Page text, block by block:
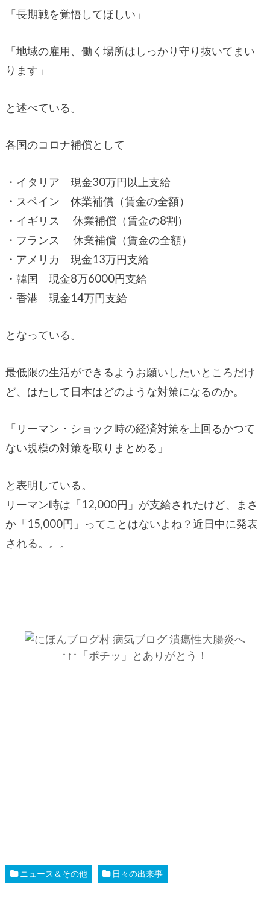
「長期戦を覚悟してほしい」
「地域の雇用、働く場所はしっかり守り抜いてまい
ります」
と述べている。
各国のコロナ補償として
・イタリア 現金30万円以上支給
・スペイン 休業補償（賃金の全額）
・イギリス 休業補償（賃金の8割）
・フランス 休業補償（賃金の全額）
・アメリカ 現金13万円支給
・韓国 現金8万6000円支給
・香港 現金14万円支給
となっている。
最低限の生活ができるようお願いしたいところだけ
ど、はたして日本はどのような対策になるのか。
「リーマン・ショック時の経済対策を上回るかつて
ない規模の対策を取りまとめる」
と表明している。
リーマン時は「12,000円」が支給されたけど、まさ
か「15,000円」ってことはないよね？近日中に発表
される。。。
↑↑↑「ポチッ」とありがとう！
ニュース＆その他 日々の出来事